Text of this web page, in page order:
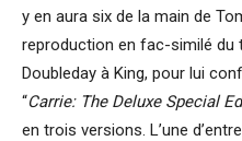
y en aura six de la main de
reproduction en fac-similé du
Doubleday à King, pour lui
“Carrie: The Deluxe Special
en trois versions. L’une